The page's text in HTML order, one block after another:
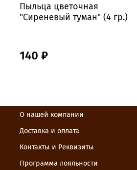
Пыльца цветочная
"Сиреневый туман" (4 гр.)
140 ₽
О нашей компании
Доставка и оплата
Контакты и Реквизиты
Программа лояльности